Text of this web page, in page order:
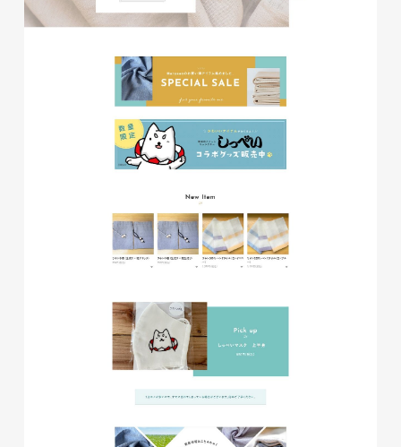
glitter8様 チラシ
印刷物
#アパレル・ファッション
#カタログ
磐田商工会議所様 磐田市商店